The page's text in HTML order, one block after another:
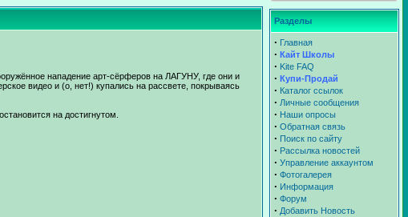
нападение арт-сёрферов на ЛАГУНУ, где они и
видео и (о, нет!) купались на рассвете, покрываясь
на достигнутом.
Разделы
∙ Главная
∙ Кайт Школы
∙ Kite FAQ
∙ Купи-Продай
∙ Каталог ссылок
∙ Личные сообщения
∙ Наши опросы
∙ Обратная связь
∙ Поиск по сайту
∙ Рассылка новостей
∙ Управление аккаунтом
∙ Фотогалерея
∙ Информация
∙ Форум
∙ Добавить Новость